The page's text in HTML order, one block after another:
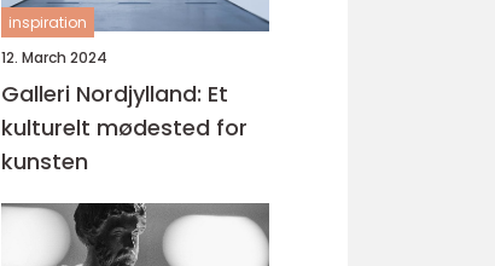
inspiration
12. March 2024
Galleri Nordjylland: Et
kulturelt mødested for
kunsten